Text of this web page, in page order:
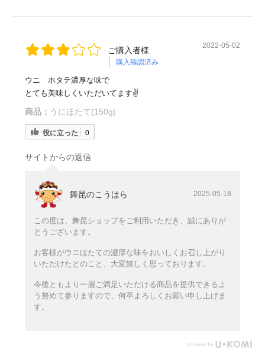
ご購入者様
購入確認済み
2022-05-02
ウニ ホタテ濃厚な味で
とても美味しくいただいてます✌️
商品： うにほたて(150g)
役に立った 0
サイトからの返信
舞昆のこうはら 2025-05-18
この度は、舞昆ショップをご利用いただき、誠にありが
とうございます。
お客様がウニほたての濃厚な味をおいしくお召し上がり
いただけたとのこと、大変嬉しく思っております。
今後ともより一層ご満足いただける商品を提供できるよ
う努めて参りますので、何卒よろしくお願い申し上げま
す。